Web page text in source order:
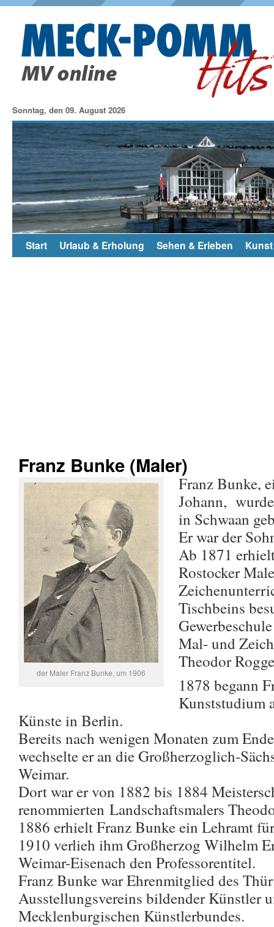
Sonntag, den 09. August 2026
Start Urlaub & Erholung Sehen & Erleben
Franz Bunke (Maler)
der Maler Franz Bunke, um 1906
Franz Bunke,
Johann,
in Schwaan
Er war der
Ab 1871
Rostocker
Tischbeins
Mal- und
Theodor
1878 begann
Kunststudium
Künste in Berlin.
Bereits nach wenigen Monaten zum
wechselte er an die Großherzoglich-
Weimar.
Dort war er von 1882 bis 1884
renommierten Landschaftsmalers
1886 erhielt Franz Bunke ein Lehramt
1910 verlieh ihm Großherzog Wilhelm
Weimar-Eisenach den Professorentitel.
Franz Bunke war Ehrenmitglied des
Ausstellungsvereins bildender Künstler
Mecklenburgischen Künstlerbundes.